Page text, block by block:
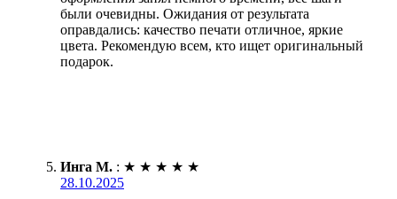
были очевидны. Ожидания от результата
оправдались: качество печати отличное, яркие
цвета. Рекомендую всем, кто ищет оригинальный
подарок.
Инга М. : ★ ★ ★ ★ ★
28.10.2025